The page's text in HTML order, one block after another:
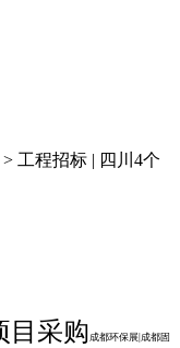
> 工程招标 | 四川4个
成都环保展|成都固